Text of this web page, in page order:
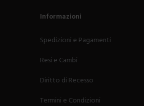
Informazioni
Spedizioni e Pagamenti
Resi e Cambi
Diritto di Recesso
Termini e Condizioni